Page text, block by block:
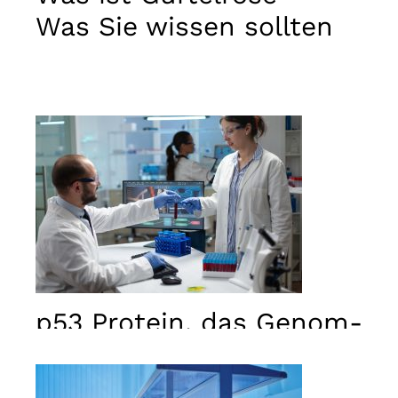
Was Sie wissen sollten
p53 Protein, das Genom-